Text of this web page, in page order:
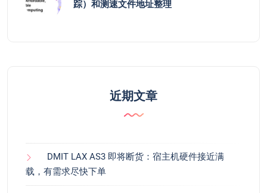
踪）和测速文件地址整理
近期文章
DMIT LAX AS3 即将断货：宿主机硬件接近满
载，有需求尽快下单